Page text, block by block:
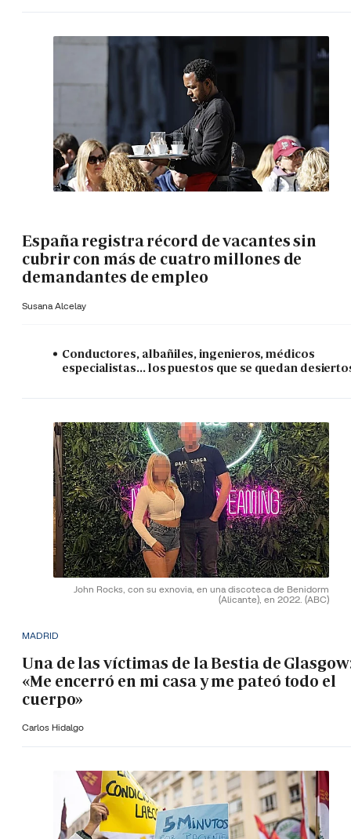
España registra récord de vacantes sin
cubrir con más de cuatro millones de
demandantes de empleo
Susana Alcelay
Conductores, albañiles, ingenieros, médicos
especialistas... los puestos que se quedan
John Rocks, con su exnovia, en una discoteca de Benidorm
(Alicante), en 2022. (ABC)
MADRID
Una de las víctimas de la Bestia de
«Me encerró en mi casa y me pateó todo el
cuerpo»
Carlos Hidalgo